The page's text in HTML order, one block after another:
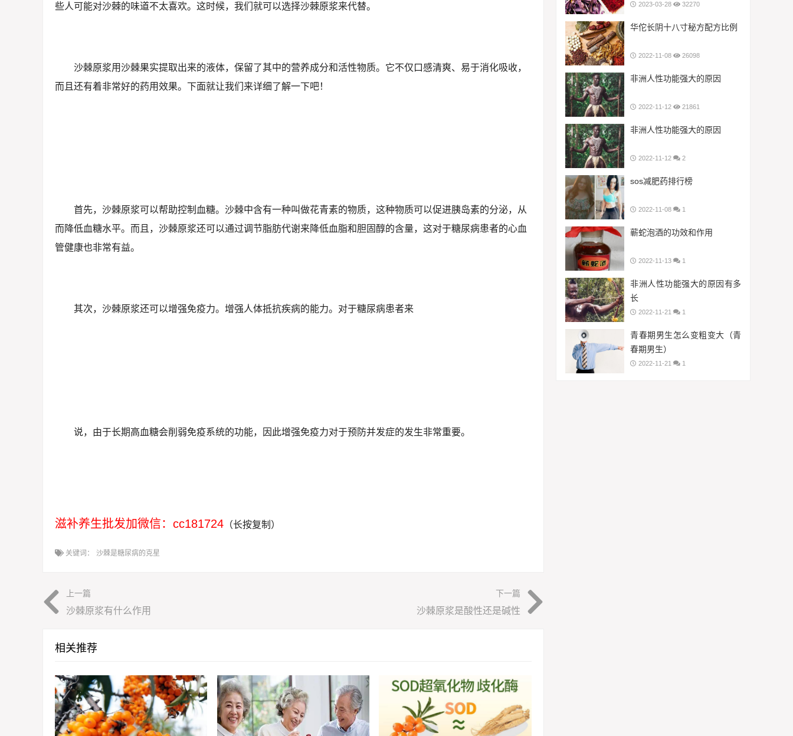
些人可能对沙棘的味道不太喜欢。这时候，我们就可以选择沙棘原浆来代替。
沙棘原浆用沙棘果实提取出来的液体，保留了其中的营养成分和活性物质。它不仅口感清爽、易于消化吸收，
而且还有着非常好的药用效果。下面就让我们来详细了解一下吧！
首先，沙棘原浆可以帮助控制血糖。沙棘中含有一种叫做花青素的物质，这种物质可以促进胰岛素的分泌，从
而降低血糖水平。而且，沙棘原浆还可以通过调节脂肪代谢来降低血脂和胆固醇的含量，这对于糖尿病患者的心血
管健康也非常有益。
其次，沙棘原浆还可以增强免疫力。增强人体抵抗疾病的能力。对于糖尿病患者来
说，由于长期高血糖会削弱免疫系统的功能，因此增强免疫力对于预防并发症的发生非常重要。
滋补养生批发加微信：cc181724 （长按复制）
关键词： 沙棘是糖尿病的克星
上一篇
沙棘原浆有什么作用
下一篇
沙棘原浆是酸性还是碱性
相关推荐
2023-03-28 32270
华佗长阴十八寸秘方配方比例
2022-11-08 26098
非洲人性功能强大的原因
2022-11-12 21861
非洲人性功能强大的原因
2022-11-12 2
sos减肥药排行榜
2022-11-08 1
蕲蛇泡酒的功效和作用
2022-11-13 1
非洲人性功能强大的原因有多
长
2022-11-21 1
青春期男生怎么变粗变大（青
春期男生）
2022-11-21 1